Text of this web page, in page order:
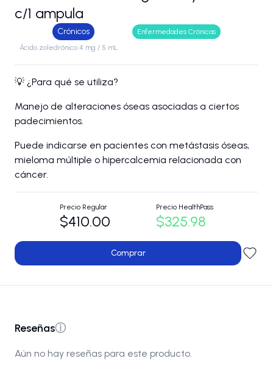
c/1 ampula
Crónicos
Enfermedades Crónicas
Ácido zoledrónico 4 mg / 5 mL
💡 ¿Para qué se utiliza?
Manejo de alteraciones óseas asociadas a ciertos
padecimientos.
Puede indicarse en pacientes con metástasis óseas,
mieloma múltiple o hipercalcemia relacionada con
cáncer.
Precio Regular
$410.00
Precio HealthPass
$325.98
Comprar
Reseñasⓘ
Aún no hay reseñas para este producto.